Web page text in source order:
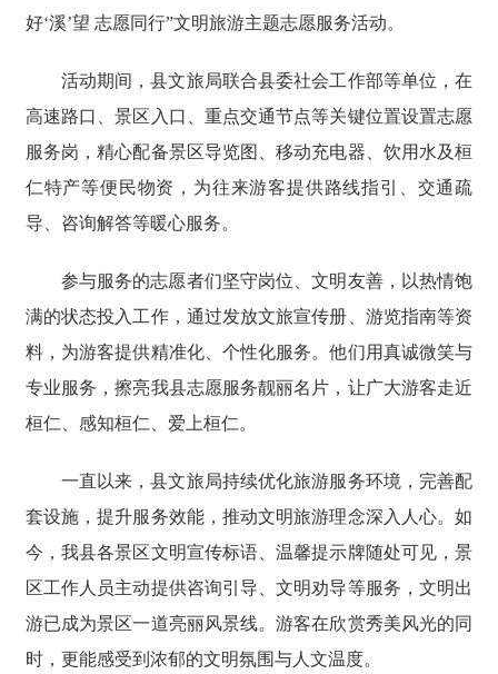
好‘溪’望 志愿同行”文明旅游主题志愿服务活动。
活动期间，县文旅局联合县委社会工作部等单位，在
高速路口、景区入口、重点交通节点等关键位置设置志愿
服务岗，精心配备景区导览图、移动充电器、饮用水及桓
仁特产等便民物资，为往来游客提供路线指引、交通疏
导、咨询解答等暖心服务。
参与服务的志愿者们坚守岗位、文明友善，以热情饱
满的状态投入工作，通过发放文旅宣传册、游览指南等资
料，为游客提供精准化、个性化服务。他们用真诚微笑与
专业服务，擦亮我县志愿服务靓丽名片，让广大游客走近
桓仁、感知桓仁、爱上桓仁。
一直以来，县文旅局持续优化旅游服务环境，完善配
套设施，提升服务效能，推动文明旅游理念深入人心。如
今，我县各景区文明宣传标语、温馨提示牌随处可见，景
区工作人员主动提供咨询引导、文明劝导等服务，文明出
游已成为景区一道亮丽风景线。游客在欣赏秀美风光的同
时，更能感受到浓郁的文明氛围与人文温度。